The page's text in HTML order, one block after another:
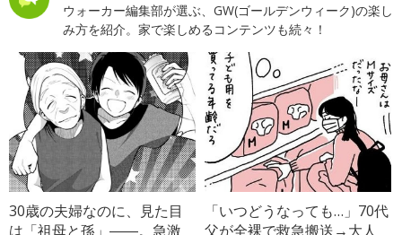
ウォーカー編集部が選ぶ、GW(ゴールデンウィーク)の楽し
み方を紹介。家で楽しめるコンテンツも続々！
30歳の夫婦なのに、見た目
は「祖母と孫」――。急激
「いつどうなっても…」70代
父が全裸で救急搬送→大人